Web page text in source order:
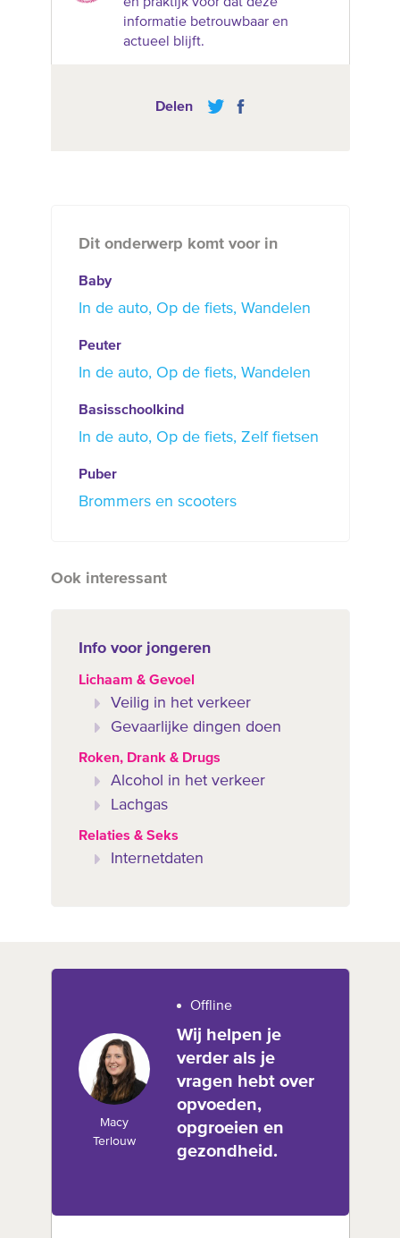
informatie betrouwbaar en
actueel blijft.
Delen
Dit onderwerp komt voor in
Baby
In de auto Op de fiets Wandelen
Peuter
In de auto Op de fiets Wandelen
Basisschoolkind
In de auto Op de fiets Zelf fietsen
Puber
Brommers en scooters
Ook interessant
Info voor jongeren
Lichaam & Gevoel
Veilig in het verkeer
Gevaarlijke dingen doen
Roken, Drank & Drugs
Alcohol in het verkeer
Lachgas
Relaties & Seks
Internetdaten
Macy
Terlouw
Offline
Wij helpen je
verder als je
vragen hebt over
opvoeden,
opgroeien en
gezondheid.